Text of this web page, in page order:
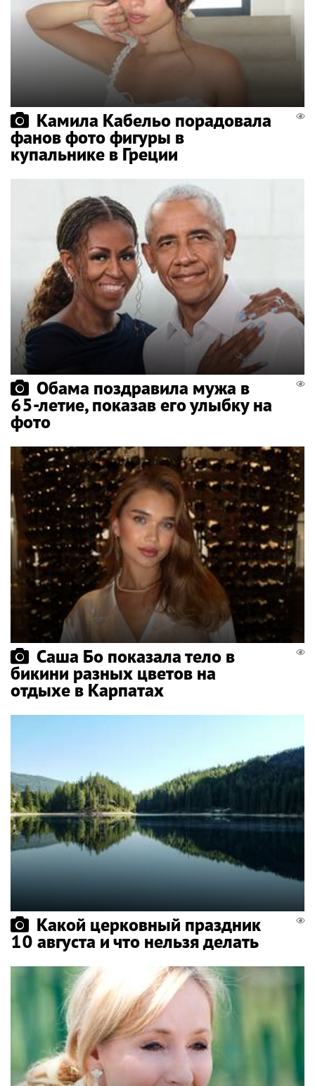
Камила Кабельо порадовала
фанов фото фигуры в
купальнике в Греции
Обама поздравила мужа в
65-летие, показав его улыбку на
фото
Саша Бо показала тело в
бикини разных цветов на
отдыхе в Карпатах
Какой церковный праздник
10 августа и что нельзя делать